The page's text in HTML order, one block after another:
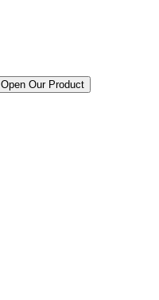
Open Our Product